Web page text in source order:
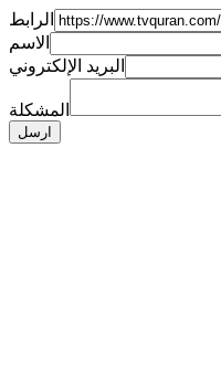
الرابط
الاسم
البريد الإلكتروني
المشكلة
ارسل